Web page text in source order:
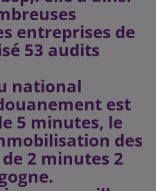
entreprises de
53 audits
national
est
5 minutes, le
des
2 minutes 2